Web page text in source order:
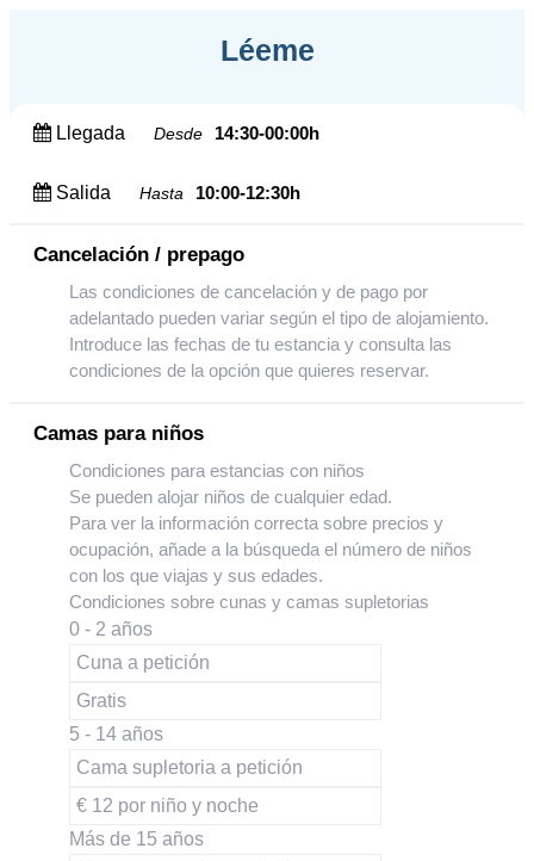
Léeme
Llegada Desde 14:30-00:00h
Salida Hasta 10:00-12:30h
Cancelación / prepago
Las condiciones de cancelación y de pago por
adelantado pueden variar según el tipo de alojamiento.
Introduce las fechas de tu estancia y consulta las
condiciones de la opción que quieres reservar.
Camas para niños
Condiciones para estancias con niños
Se pueden alojar niños de cualquier edad.
Para ver la información correcta sobre precios y
ocupación, añade a la búsqueda el número de niños
con los que viajas y sus edades.
Condiciones sobre cunas y camas supletorias
0 - 2 años
Cuna a petición
Gratis
5 - 14 años
Cama supletoria a petición
€ 12 por niño y noche
Más de 15 años